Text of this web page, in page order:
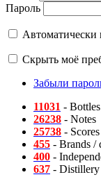
Пароль
Скрыть моё
Забыли
11031 - Bottles
26238 - Notes
25738 - Scores
455 - Brands /
400 -
637 - Distillery